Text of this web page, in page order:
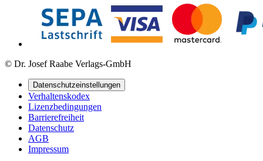
© Dr. Josef Raabe Verlags-GmbH
Datenschutzeinstellungen
Verhaltenskodex
Lizenzbedingungen
Barrierefreiheit
Datenschutz
AGB
Impressum